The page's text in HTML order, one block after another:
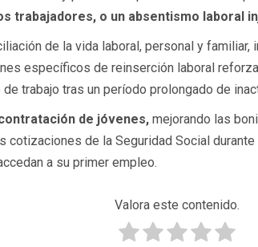
trabajadores, o un absentismo laboral
de la vida laboral, personal y familiar,
específicos de reinserción laboral
trabajo tras un período prolongado de
de jóvenes, mejorando las
cotizaciones de la Seguridad Social
a su primer empleo.
Valora este contenido.